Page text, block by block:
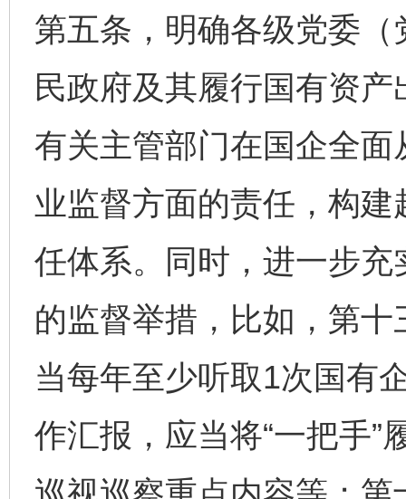
第五条，明确各级党委
民政府及其履行国有资
有关主管部门在国企全
业监督方面的责任，构
任体系。同时，进一步
的监督举措，比如，第
当每年至少听取1次国有
作汇报，应当将“一把手”